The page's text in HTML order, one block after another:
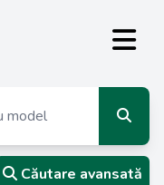
Căutare avansată